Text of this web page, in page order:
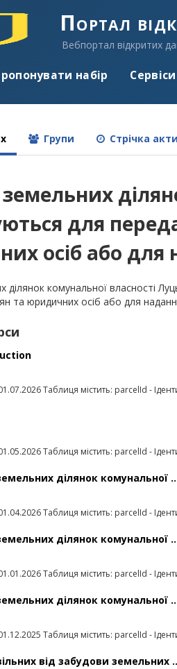
Портал
Вебпортал відкритих
набір Сервіси
Групи Стрічка
для
осіб або для
ділянок комунальної власності
та юридичних осіб або для
Таблиця містить: parcelId -
Таблиця містить: parcelId -
ділянок комунальної
Таблиця містить: parcelId -
ділянок комунальної
Таблиця містить: parcelId -
ділянок комунальної
Таблиця містить: parcelId -
від забудови земельних